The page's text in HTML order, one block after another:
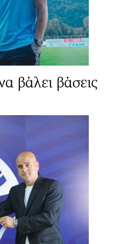
βάλει βάσεις